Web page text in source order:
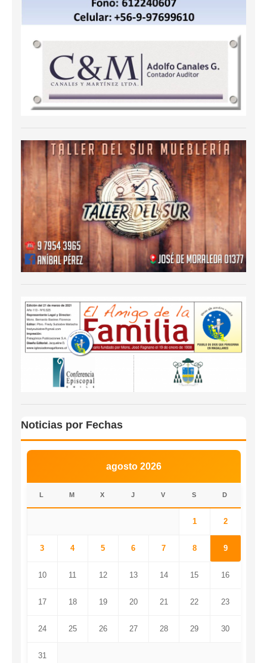
Noticias por Fechas
agosto 2026
L M X J V S D
1 2
3 4 5 6 7 8 9
10 11 12 13 14 15 16
17 18 19 20 21 22 23
24 25 26 27 28 29 30
31